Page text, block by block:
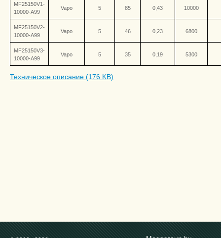
MF25150V1-
10000-A99
Vapo 5 85 0,43 10000
MF25150V2-
10000-A99
Vapo 5 46 0,23 6800
MF25150V3-
10000-A99
Vapo 5 35 0,19 5300
Техническое описание (176 KB)